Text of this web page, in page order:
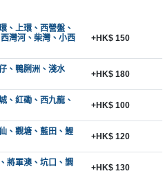
、上環、西營盤、
灣河、柴灣、小西
+HK$ 150
、鴨脷洲、淺水
+HK$ 180
、紅磡、西九龍、
+HK$ 100
、觀塘、藍田、鯉
+HK$ 120
將軍澳、坑口、調
+HK$ 130